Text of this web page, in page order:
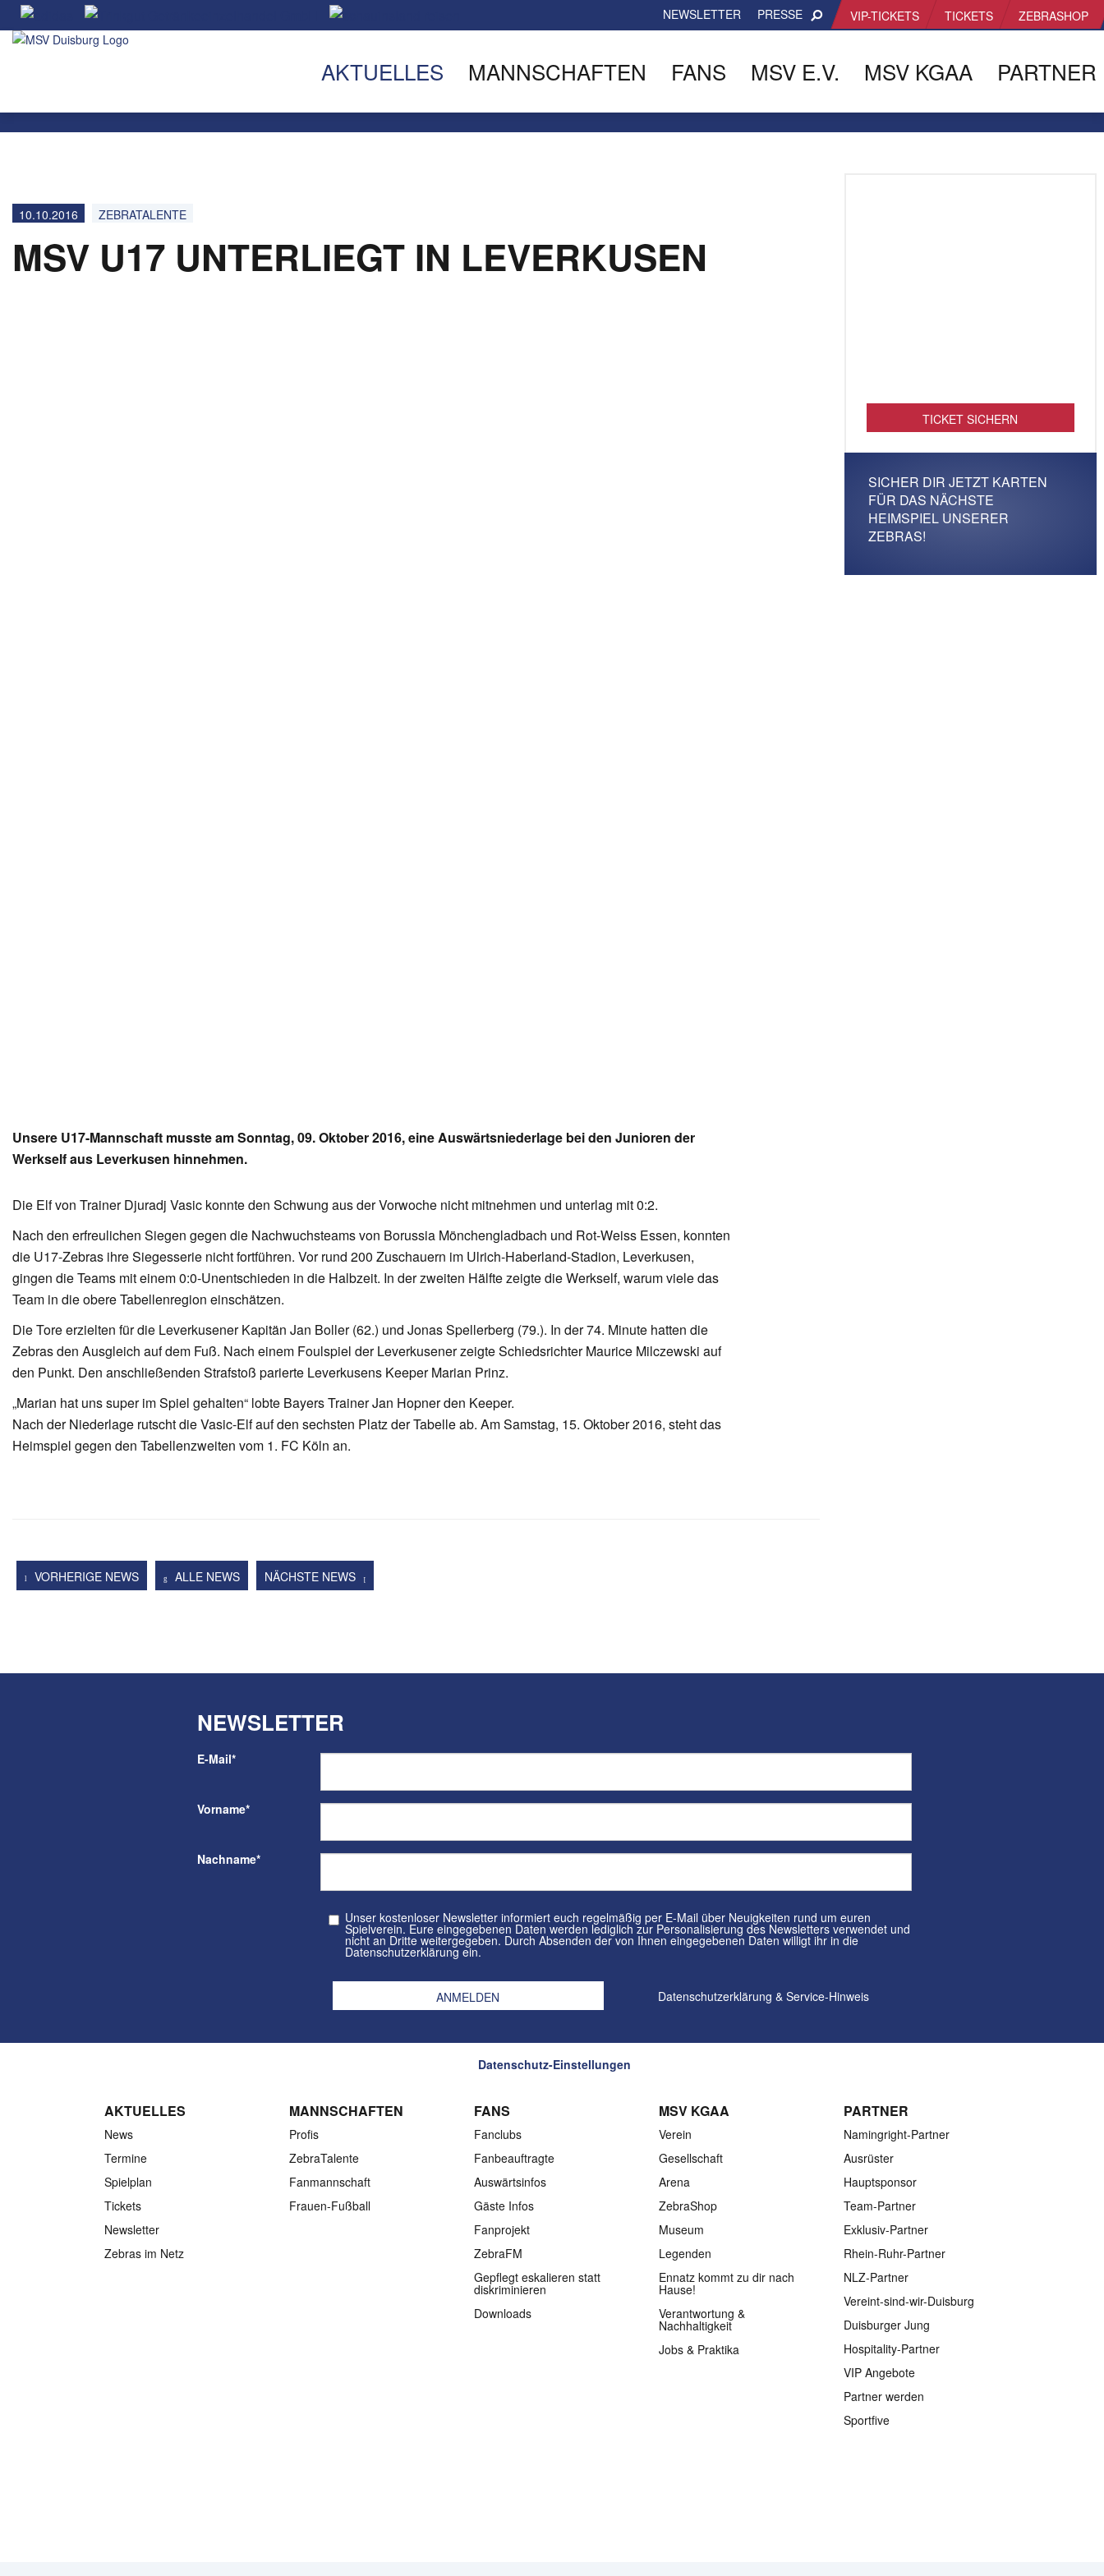
VIP-TICKETS TICKETS ZEBRASHOP
NEWSLETTER PRESSE
AKTUELLES MANNSCHAFTEN FANS MSV E.V. MSV KGAA PARTNER
10.10.2016 ZEBRATALENTE
MSV U17 UNTERLIEGT IN LEVERKUSEN
Unsere U17-Mannschaft musste am Sonntag, 09. Oktober 2016, eine Auswärtsniederlage bei den Junioren der
Werkself aus Leverkusen hinnehmen.
Die Elf von Trainer Djuradj Vasic konnte den Schwung aus der Vorwoche nicht mitnehmen und unterlag mit 0:2.
Nach den erfreulichen Siegen gegen die Nachwuchsteams von Borussia Mönchengladbach und Rot-Weiss Essen, konnten
die U17-Zebras ihre Siegesserie nicht fortführen. Vor rund 200 Zuschauern im Ulrich-Haberland-Stadion, Leverkusen,
gingen die Teams mit einem 0:0-Unentschieden in die Halbzeit. In der zweiten Hälfte zeigte die Werkself, warum viele das
Team in die obere Tabellenregion einschätzen.
Die Tore erzielten für die Leverkusener Kapitän Jan Boller (62.) und Jonas Spellerberg (79.). In der 74. Minute hatten die
Zebras den Ausgleich auf dem Fuß. Nach einem Foulspiel der Leverkusener zeigte Schiedsrichter Maurice Milczewski auf
den Punkt. Den anschließenden Strafstoß parierte Leverkusens Keeper Marian Prinz.
„Marian hat uns super im Spiel gehalten“ lobte Bayers Trainer Jan Hopner den Keeper.
Nach der Niederlage rutscht die Vasic-Elf auf den sechsten Platz der Tabelle ab. Am Samstag, 15. Oktober 2016, steht das
Heimspiel gegen den Tabellenzweiten vom 1. FC Köln an.
VORHERIGE NEWS ALLE NEWS NÄCHSTE NEWS
TICKET SICHERN
SICHER DIR JETZT KARTEN
FÜR DAS NÄCHSTE
HEIMSPIEL UNSERER
ZEBRAS!
NEWSLETTER
E-Mail*
Vorname*
Nachname*
Unser kostenloser Newsletter informiert euch regelmäßig per E-Mail über Neuigkeiten rund um euren
Spielverein. Eure eingegebenen Daten werden lediglich zur Personalisierung des Newsletters verwendet und
nicht an Dritte weitergegeben. Durch Absenden der von Ihnen eingegebenen Daten willigt ihr in die
Datenschutzerklärung ein.
Datenschutzerklärung & Service-Hinweis
Datenschutz-Einstellungen
AKTUELLES
News
Termine
Spielplan
Tickets
Newsletter
Zebras im Netz
MANNSCHAFTEN
Profis
ZebraTalente
Fanmannschaft
Frauen-Fußball
FANS
Fanclubs
Fanbeauftragte
Auswärtsinfos
Gäste Infos
Fanprojekt
ZebraFM
Gepflegt eskalieren statt
diskriminieren
Downloads
MSV KGAA
Verein
Gesellschaft
Arena
ZebraShop
Museum
Legenden
Ennatz kommt zu dir nach
Hause!
Verantwortung &
Nachhaltigkeit
Jobs & Praktika
PARTNER
Namingright-Partner
Ausrüster
Hauptsponsor
Team-Partner
Exklusiv-Partner
Rhein-Ruhr-Partner
NLZ-Partner
Vereint-sind-wir-Duisburg
Duisburger Jung
Hospitality-Partner
VIP Angebote
Partner werden
Sportfive